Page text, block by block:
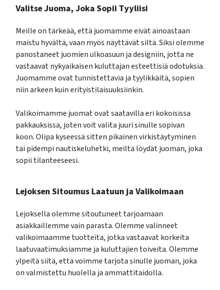
Valitse Juoma, Joka Sopii Tyyliisi
Meille on tärkeää, että juomamme eivät ainoastaan
maistu hyvältä, vaan myös näyttävät siltä. Siksi olemme
panostaneet juomien ulkoasuun ja designiin, jotta ne
vastaavat nykyaikaisen kuluttajan esteettisiä odotuksia.
Juomamme ovat tunnistettavia ja tyylikkäitä, sopien
niin arkeen kuin erityistilaisuuksiinkin.
Valikoimamme juomat ovat saatavilla eri kokoisissa
pakkauksissa, joten voit valita juuri sinulle sopivan
koon. Olipa kyseessä sitten pikainen virkistäytyminen
tai pidempi nautiskeluhetki, meiltä löydät juoman, joka
sopii tilanteeseesi.
Lejoksen Sitoumus Laatuun ja Valikoimaan
Lejoksella olemme sitoutuneet tarjoamaan
asiakkaillemme vain parasta. Olemme valinneet
valikoimaamme tuotteita, jotka vastaavat korkeita
laatuvaatimuksiamme ja kuluttajien toiveita. Olemme
ylpeitä siitä, että voimme tarjota sinulle juoman, joka
on valmistettu huolella ja ammattitaidolla.